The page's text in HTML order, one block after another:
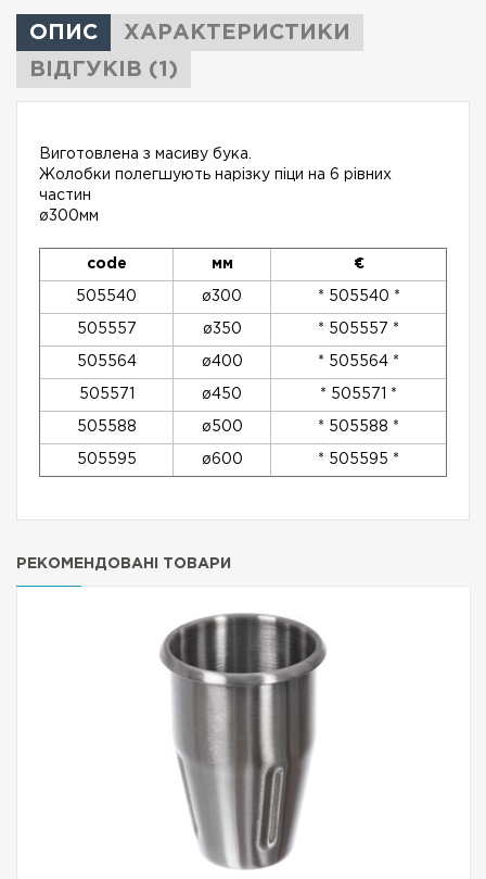
ОПИС
ХАРАКТЕРИСТИКИ
ВІДГУКІВ (1)
Виготовлена ​​з масиву бука.
Жолобки полегшують нарізку піци на 6 рівних
частин
ø300мм
code мм €
505540 ø300 * 505540 *
505557 ø350 * 505557 *
505564 ø400 * 505564 *
505571 ø450 * 505571 *
505588 ø500 * 505588 *
505595 ø600 * 505595 *
РЕКОМЕНДОВАНІ ТОВАРИ